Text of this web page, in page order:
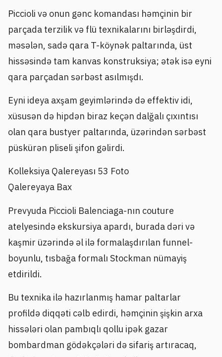
Piccioli və onun gənc komandası həmçinin bir
parçada terzilik və flü texnikalarını birləşdirdi,
məsələn, sadə qara T-köynək paltarında, üst
hissəsində tam kanvas konstruksiya; ətək isə eyni
qara parçadan sərbəst asılmışdı.
Eyni ideya axşam geyimlərində də effektiv idi,
xüsusən də hipdən biraz keçən dalğalı çıxıntısı
olan qara bustyer paltarında, üzərindən sərbəst
püskürən pliseli şifon gəlirdi.
Kolleksiya Qalereyası 53 Foto
Qalereyaya Bax
Prevyuda Piccioli Balenciaga-nın couture
atelyesində ekskursiya apardı, burada dəri və
kaşmir üzərində əl ilə formalaşdırılan funnel-
boyunlu, tısbağa formalı Stockman nümayiş
etdirildi.
Bu texnika ilə hazırlanmış hamar paltarlar
profildə diqqəti cəlb edirdi, həmçinin şişkin arxa
hissələri olan pambıqlı qollu ipək gazar
bombardman gödəkçələri də sifariş artıracaq,